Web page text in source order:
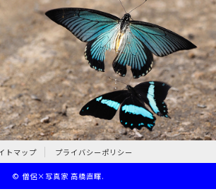
トマップ プライバシーポリシー
© 僧侶×写真家 高橋直暉.